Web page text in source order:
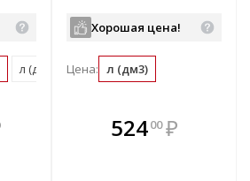
л (дм3) (0.2 шт)
В комплекте
всегда выгоднее!
1л
Хорошая цена!
Цена: л (дм3)
52400 ₽